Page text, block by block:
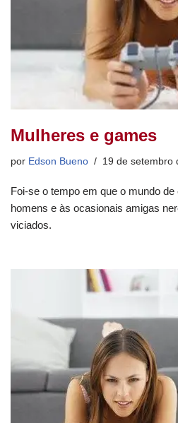
Mulheres e games
por Edson Bueno 19 de setembro
Foi-se o tempo em que o mundo
homens e às ocasionais amigas
viciados.